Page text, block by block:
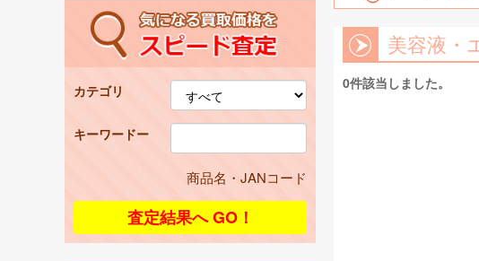
カテゴリ
キーワードー
商品名・JANコード
美容液・
0件該当しました。